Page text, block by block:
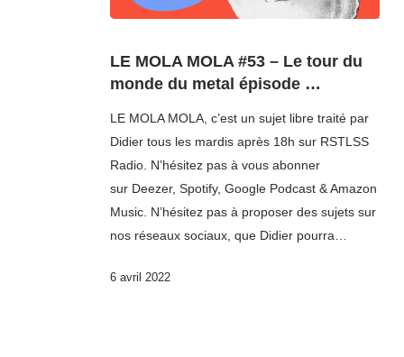
LE MOLA MOLA #53 – Le tour du
monde du metal épisode …
LE MOLA MOLA, c’est un sujet libre traité par
Didier tous les mardis après 18h sur RSTLSS
Radio. N’hésitez pas à vous abonner
sur Deezer, Spotify, Google Podcast & Amazon
Music. N’hésitez pas à proposer des sujets sur
nos réseaux sociaux, que Didier pourra…
6 avril 2022